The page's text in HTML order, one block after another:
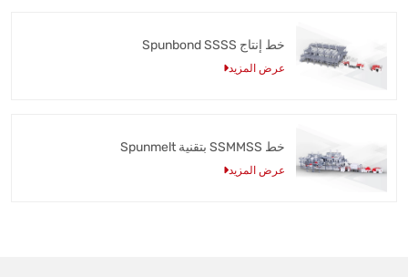
خط إنتاج Spunbond SSSS
عرض المزيد
خط SSMMSS بتقنية Spunmelt
عرض المزيد